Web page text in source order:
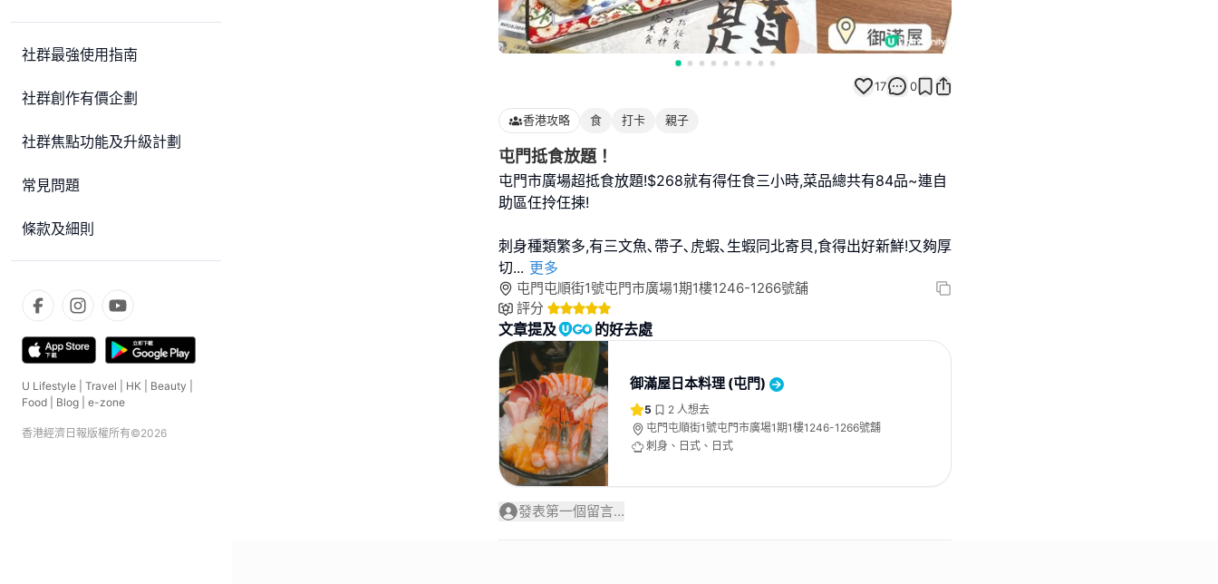
社群最強使用指南
社群創作有價企劃
社群焦點功能及升級計劃
常見問題
條款及細則
U Lifestyle Travel HK Beauty
Food
Blog e-zone
香港經濟日報版權所有©2026
17 0
香港攻略 食 打卡 親子
屯門抵食放題！
屯門市廣場超抵食放題!$268就有得任食三小時,菜品總共有84品~連自
助區仼拎仼揀!
刺身種類繁多,有三文魚､帶子､虎蝦､生蝦同北寄貝,食得出好新鮮!又夠厚
切... 更多
屯門屯順街1號屯門市廣場1期1樓1246-1266號舖
評分
文章提及 的好去處
御滿屋日本料理 (屯門)
5 2 人想去
屯門屯順街1號屯門市廣場1期1樓1246-1266號舖
刺身、日式、日式
發表第一個留言...